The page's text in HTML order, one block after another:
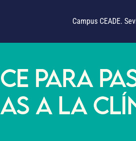
Campus CEADE.